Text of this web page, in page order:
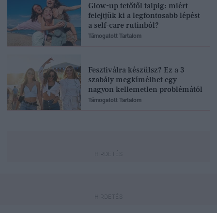
Glow-up tetőtől talpig: miért
felejtjük ki a legfontosabb lépést
a self-care rutinból?
Támogatott Tartalom
Fesztiválra készülsz? Ez a 3
szabály megkímélhet egy
nagyon kellemetlen problémától
Támogatott Tartalom